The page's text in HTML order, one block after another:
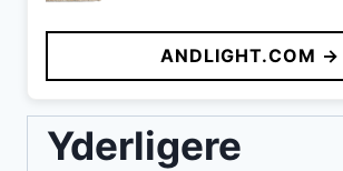
pris
var:
6.999 kr..
pris
er:
5.600 kr..
ANDLIGHT.COM →
Yderligere